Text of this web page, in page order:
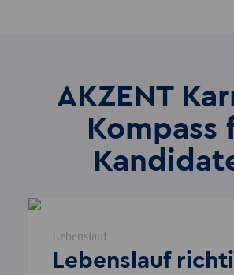
AKZENT
Kompass
Lebenslauf
Lebenslauf